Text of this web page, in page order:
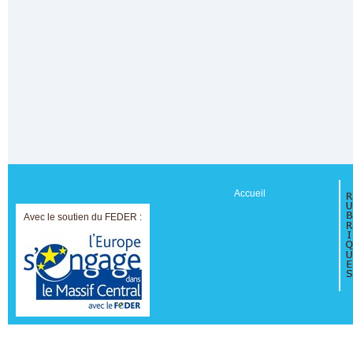
Avec le soutien du FEDER :
Accueil